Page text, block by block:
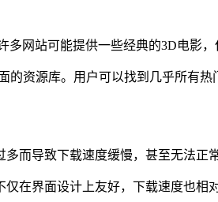
网站可能提供一些经典的3D电影，
资源库。用户可以找到几乎所有热
而导致下载速度缓慢，甚至无法正常
在界面设计上友好，下载速度也相